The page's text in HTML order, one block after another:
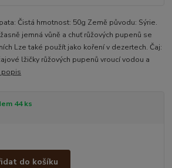
Čistá hmotnost: 50g Země původu: Sýrie.
jemná vůně a chuť růžových pupenů se
Lze také použít jako koření v dezertech. Čaj:
lžičky růžových pupenů vroucí vodou a
popis
44 ks
do košíku